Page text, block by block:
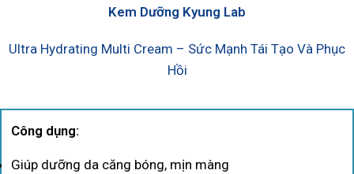
Kem Dưỡng Kyung Lab
Ultra Hydrating Multi Cream – Sức Mạnh Tái Tạo Và Phục
Hồi
Công dụng:
Giúp dưỡng da căng bóng, mịn màng